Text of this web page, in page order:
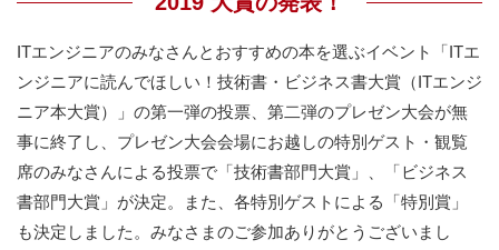
ITエンジニアのみなさんとおすすめの本を選ぶイベント「ITエ
ンジニアに読んでほしい！技術書・ビジネス書大賞（ITエンジ
ニア本大賞）」の第一弾の投票、第二弾のプレゼン大会が無
事に終了し、プレゼン大会会場にお越しの特別ゲスト・観覧
席のみなさんによる投票で「技術書部門大賞」、「ビジネス
書部門大賞」が決定。また、各特別ゲストによる「特別賞」
も決定しました。みなさまのご参加ありがとうございまし